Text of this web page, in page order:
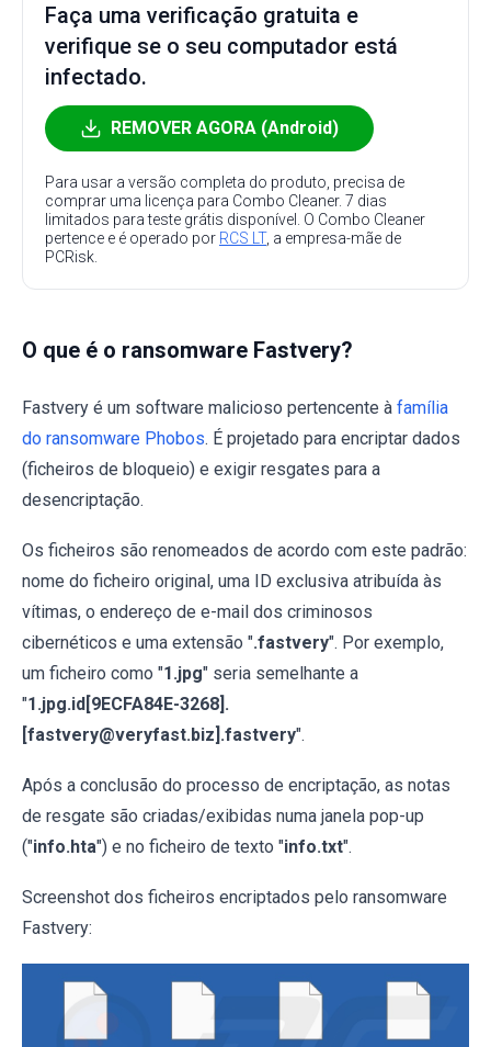
Faça uma verificação gratuita e
verifique se o seu computador está
infectado.
REMOVER AGORA (Android)
Para usar a versão completa do produto, precisa de
comprar uma licença para Combo Cleaner. 7 dias
limitados para teste grátis disponível. O Combo Cleaner
pertence e é operado por RCS LT, a empresa-mãe de
PCRisk.
O que é o ransomware Fastvery?
Fastvery é um software malicioso pertencente à família
do ransomware Phobos. É projetado para encriptar dados
(ficheiros de bloqueio) e exigir resgates para a
desencriptação.
Os ficheiros são renomeados de acordo com este padrão:
nome do ficheiro original, uma ID exclusiva atribuída às
vítimas, o endereço de e-mail dos criminosos
cibernéticos e uma extensão ".fastvery". Por exemplo,
um ficheiro como "1.jpg" seria semelhante a
"1.jpg.id[9ECFA84E-3268].
[fastvery@veryfast.biz].fastvery".
Após a conclusão do processo de encriptação, as notas
de resgate são criadas/exibidas numa janela pop-up
("info.hta") e no ficheiro de texto "info.txt".
Screenshot dos ficheiros encriptados pelo ransomware
Fastvery: